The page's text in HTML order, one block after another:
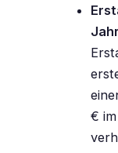
€